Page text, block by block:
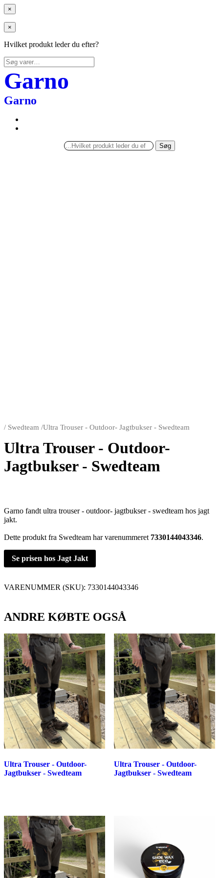
×
×
Hvilket produkt leder du efter?
Søg
efter:
Garno
Garno
Søg
/ Swedteam /Ultra Trouser - Outdoor- Jagtbukser - Swedteam
Ultra Trouser - Outdoor-
Jagtbukser - Swedteam
Garno fandt ultra trouser - outdoor- jagtbukser - swedteam hos jagt
jakt.
Dette produkt fra Swedteam har varenummeret 7330144043346.
Se prisen hos Jagt Jakt
VARENUMMER (SKU): 7330144043346
ANDRE KØBTE OGSÅ
Ultra Trouser - Outdoor-
Jagtbukser - Swedteam
Ultra Trouser - Outdoor-
Jagtbukser - Swedteam